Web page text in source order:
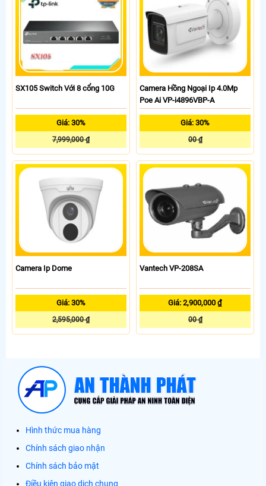
SX105 Switch Với 8 cổng 10G
Giá: 30%
7,999,000 ₫
Camera Hồng Ngoại Ip 4.0Mp
Poe Ai VP-i4896VBP-A
Giá: 30%
00 ₫
Camera Ip Dome
Giá: 30%
2,595,000 ₫
Vantech VP-208SA
Giá: 2,900,000 ₫
00 ₫
Hình thức mua hàng
Chính sách giao nhận
Chính sách bảo mật
Điều kiện giao dịch chung